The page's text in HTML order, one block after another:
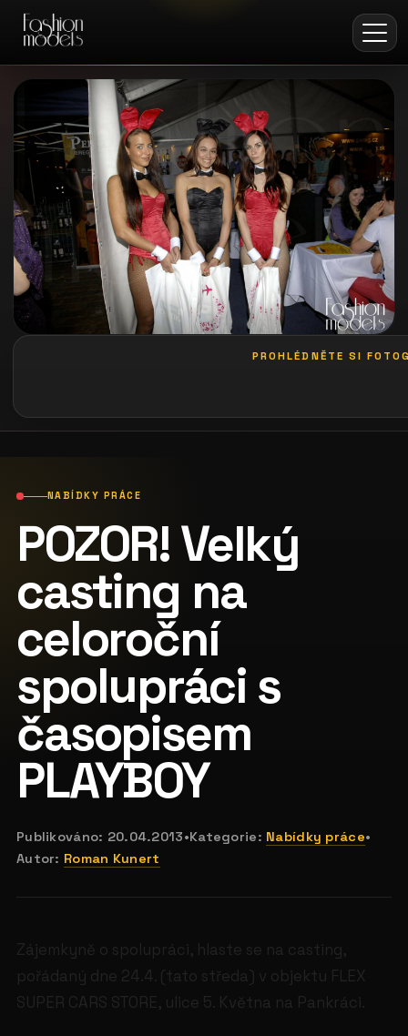
PROHLÉDNĚTE SI
NABÍDKY PRÁCE
POZOR! Velký
casting na
celoroční
spolupráci s
časopisem
PLAYBOY
Publikováno: 20.04.2013•Kategorie: Nabídky práce•
Autor: Roman Kunert
Zájemkyně o spolupráci, hlaste se na casting,
pořádaný dne 24.4. (tato středa) v objektu FLEX
SUPER CARS STORE, ulice 5. Května na Pankráci.